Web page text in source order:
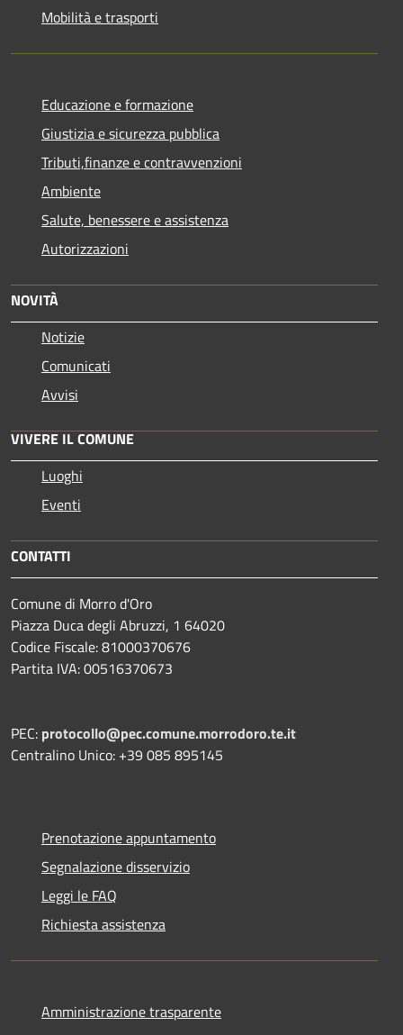
Mobilità e trasporti
Educazione e formazione
Giustizia e sicurezza pubblica
Tributi,finanze e contravvenzioni
Ambiente
Salute, benessere e assistenza
Autorizzazioni
NOVITÀ
Notizie
Comunicati
Avvisi
VIVERE IL COMUNE
Luoghi
Eventi
CONTATTI
Comune di Morro d'Oro
Piazza Duca degli Abruzzi, 1 64020
Codice Fiscale: 81000370676
Partita IVA: 00516370673
PEC: protocollo@pec.comune.morrodoro.te.it
Centralino Unico: +39 085 895145
Prenotazione appuntamento
Segnalazione disservizio
Leggi le FAQ
Richiesta assistenza
Amministrazione trasparente